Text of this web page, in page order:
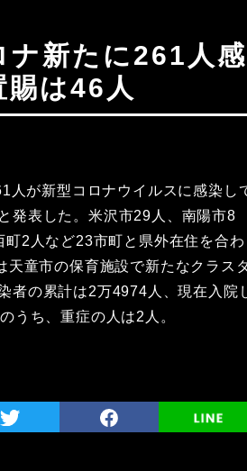
賜は46人
人が新型コロナウイルスに感染し
発表した。米沢市29人、南陽市8
町2人など23市町と県外在住を合わ
天童市の保育施設で新たなクラス
者の累計は2万4974人、現在入院
うち、重症の人は2人。